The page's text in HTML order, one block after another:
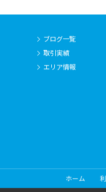
ブログ一覧
取引実績
エリア情報
ホーム